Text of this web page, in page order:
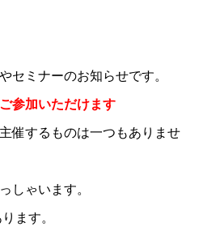
やセミナーのお知らせです。
参加いただけます
催するものは一つもありませ
しゃいます。
ます。